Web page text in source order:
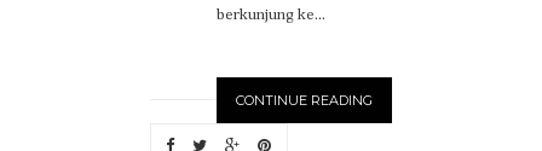
berkunjung ke...
CONTINUE READING